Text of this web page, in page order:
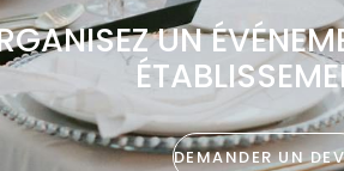
UN
DEMANDER UN